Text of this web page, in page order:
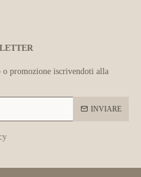
o promozione iscrivendoti alla
INVIARE